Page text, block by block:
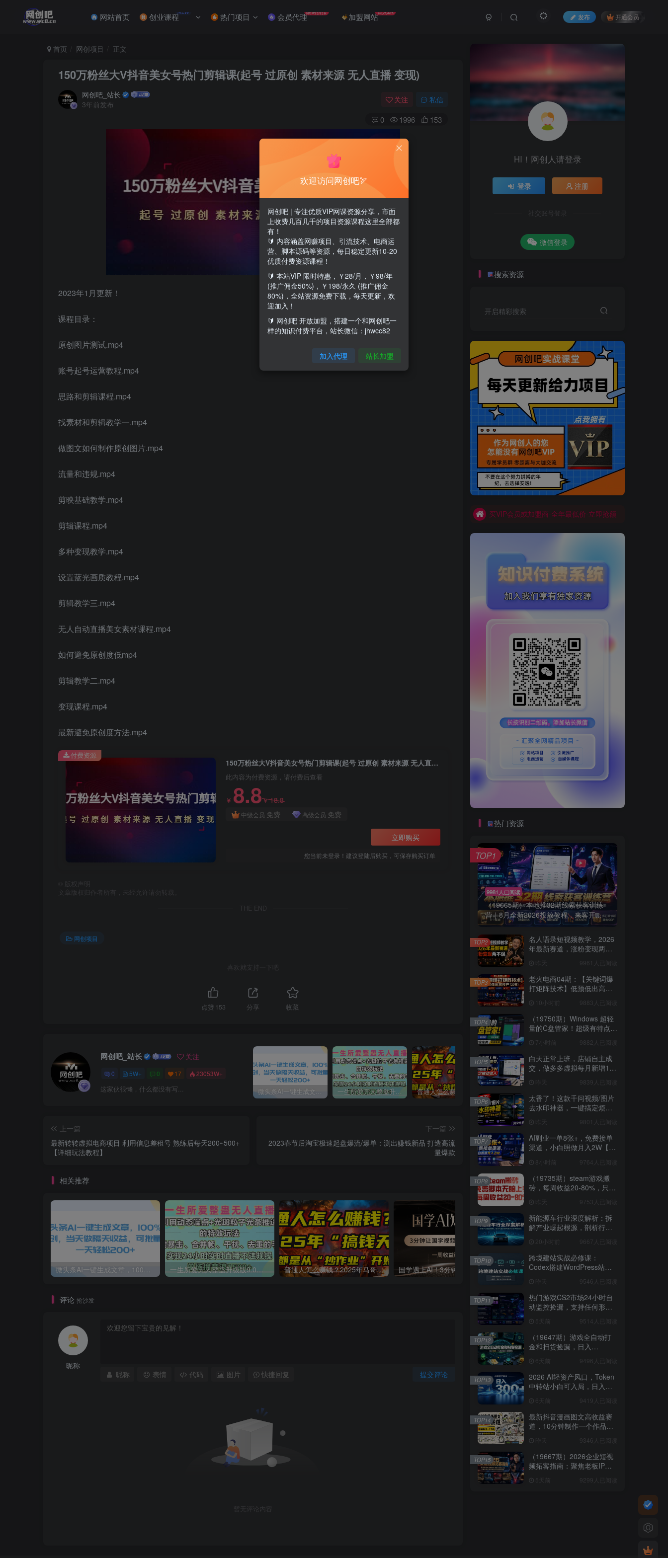
网站首页 创业课程NEW 热门项目 会员代理限时折扣 加盟网站日入2K
发布 开通会员
首页 网创项目 正文
150万粉丝大V抖音美女号热门剪辑课(起号 过原创 素材来源 无人直播 变现)
网创吧_站长
3年前发布
关注 私信
0 1996 153
2023年1月更新！
课程目录：
原创图片测试.mp4
账号起号运营教程.mp4
思路和剪辑课程.mp4
找素材和剪辑教学一.mp4
做图文如何制作原创图片.mp4
流量和违规.mp4
剪映基础教学.mp4
剪辑课程.mp4
多种变现教学.mp4
设置蓝光画质教程.mp4
剪辑教学三.mp4
无人自动直播美女素材课程.mp4
如何避免原创度低mp4
剪辑教学二.mp4
变现课程.mp4
最新避免原创度方法.mp4
150万粉丝大V抖音美女号热门剪辑课(起号 过原创 素材来源 无人直播 变现)
此内容为付费资源，请付费后查看
￥ 8.8￥18.8
中级会员 免费 高级会员 免费
立即购买
您当前未登录！建议登陆后购买，可保存购买订单
付费资源
版权声明
文章版权归作者所有，未经允许请勿转载。
THE END
网创项目
喜欢就支持一下吧
点赞 153 分享 收藏
网创吧_站长 关注
0 5W+ 0 17 23053W+
这家伙很懒，什么都没有写... 微头条AI一键生成文章，100%过原创，当天做隔天收益，可批量，一天轻松200+ 一生所爱无人整蛊升级版9.0，利用动态噪点+光斑粒子光条推进的特效玩法，内附暴击、合并帧、干扰、去重的手法，实现24小时实时直播不违规操，单场日入1500+，小白也能无脑驾驭
上一篇
最新转转虚拟电商项目 利用信息差租号 熟练后每天200~500+
【详细玩法教程】
下一篇
2023春节后淘宝极速起盘爆流/爆单：测出赚钱新品 打造高流
量爆款
相关推荐
一生所爱无人整蛊升级版9.0，利用动态噪点+光斑粒子光条推进的特效玩法，内附暴击、合并帧、干扰、去重的手法，实现24小时实时直播不违规操，单场日入1500+，小白也能无脑驾驭 普通人怎么赚钱？2025年马哥揭秘“搞钱天条”：高手都是从“抄作业”开始的！(3步法) 国学遇上AI！3分钟让国学视频破10万播放 粗暴有效！电商评论区引流，无店铺 + 精准 + 长期，懒人必备
评论 抢沙发
昵称
提交评论
昵称 表情 代码 图片 快捷回复
暂无评论内容
HI！网创人请登录
登录 注册
社交账号登录
微信登录
搜索资源
开启精彩搜索
买VIP会员或加盟商-全年最低价-立即抢额
网创吧-限时优惠 别错过!
买VIP会员或加盟商-全年最低价-立即抢额
网创吧-限时优惠 别错过!
热门资源
9981人已阅读
（19665期）本地推32期线索获客训练
营｜8月全新2026投放教程，来客开...
TOP1
名人语录短视频教学，2026
年最新赛道，涨粉变现两不
昨天 9961人已阅读
TOP2
老火电商04期：【关键词爆
打矩阵技术】低预低出高投
10小时前 9883人已阅读
TOP3
（19750期）Windows 超轻
量的C盘管家！超级有特点，
2M大小体积，完全免费 C盘
管家
7小时前 9882人已阅读
TOP4
白天正常上班，店铺自主成
交，做多多虚拟每月新增1-
昨天 9839人已阅读
TOP5
太香了！这款千问视频/图片
去水印神器，一键搞定烦人
器拓展插件
昨天 9801人已阅读
TOP6
AI副业一单8张+，免费接单
渠道，小白照做月入2W【揭
8小时前 9764人已阅读
TOP7
（19735期）steam游戏搬
砖，每周收益20-80%，只需
万，零风险长期做
昨天 9753人已阅读
TOP8
新能源车行业深度解析：拆
解产业崛起根源，剖析行业
20小时前 9667人已阅读
TOP9
跨境建站实战必修课：
Codex搭建WordPress站
量阵地
昨天 9546人已阅读
TOP10
热门游戏CS2市场24小时自
动监控捡漏，支持任何形式
手，日入300+【揭秘】
5天前 9514人已阅读
TOP11
（19647期）游戏全自动打
金和扫货捡漏，日入
可做！
6天前 9496人已阅读
TOP12
2026 AI轻资产风口，Token
中转站小白可入局，日入
6天前 9419人已阅读
TOP13
最新抖音漫画图文高收益赛
道，10分钟制作一个作品，
昨天 9346人已阅读
TOP14
（19667期）2026企业短视
频拓客指南：聚焦老板IP底
操，打通公域引流私域成交
5天前 9299人已阅读
TOP15
欢迎访问网创吧🏹
网创吧 | 专注优质VIP网课资源分享，市面
上收费几百几千的项目资源课程这里全部都
有！
🔰 内容涵盖网赚项目、引流技术、电商运
营、脚本源码等资源，每日稳定更新10-20
优质付费资源课程！
🔰 本站VIP 限时特惠，￥28/月，￥98/年
(推广佣金50%)，￥198/永久 (推广佣金
80%)，全站资源免费下载，每天更新，欢
迎加入！
🔰 网创吧 开放加盟，搭建一个和网创吧一
样的知识付费平台，站长微信：jhwcc82
加入代理 站长加盟